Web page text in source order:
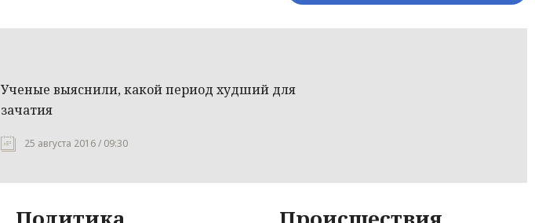
Ученые выяснили, какой период худший для
зачатия
25 августа 2016 / 09:30